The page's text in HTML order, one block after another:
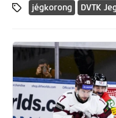
jégkorong DVTK